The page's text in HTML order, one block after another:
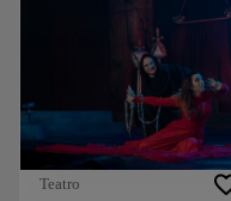
Teatro